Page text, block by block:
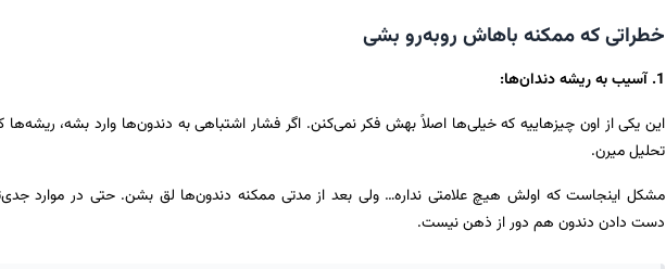
خطراتی که ممکنه باهاش روبه‌رو بشی
1. آسیب به ریشه دندان‌ها:
این یکی از اون چیزهاییه که خیلی‌ها اصلاً بهش فکر نمی‌کنن. اگر فشار اشتباهی به دندون‌ها وارد بشه، ریشه‌ها
تحلیل میرن.
مشکل اینجاست که اولش هیچ علامتی نداره… ولی بعد از مدتی ممکنه دندون‌ها لق بشن. حتی در موارد
دست دادن دندون هم دور از ذهن نیست.